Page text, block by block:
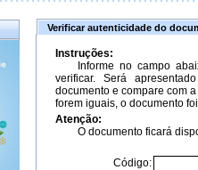
Verificar autenticidade do
Instruções:
Informe no campo
verificar. Será
documento e compare com
forem iguais, o documento
Atenção:
O documento ficará
Código: